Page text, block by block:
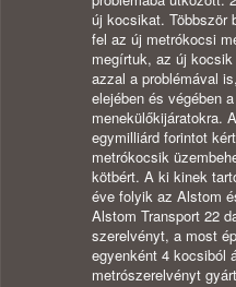
új kocsikat. Többször
fel az új metrókocsi
megírtuk, az új
azzal a problémával
elejében és végében
menekülőkijáratokra.
egymilliárd forintot
metrókocsik
kötbért. A ki kinek
éve folyik az Alstom
Alstom Transport 22
szerelvényt, a most
egyenként 4 kocsiból
metrószerelvényt